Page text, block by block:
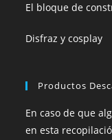
El bloque de
Disfraz y cosplay
Productos
En caso de que
en esta